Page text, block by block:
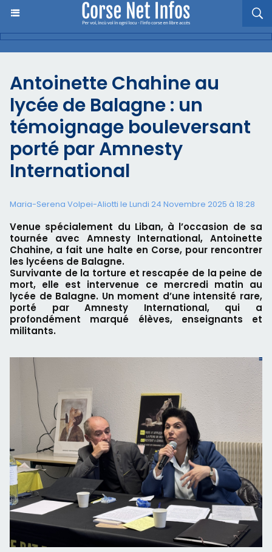
Antoinette Chahine au
lycée de Balagne : un
témoignage bouleversant
porté par Amnesty
International
Maria-Serena Volpei-Aliotti le Lundi 24 Novembre 2025 à 18:28
Venue spécialement du Liban, à l’occasion de sa
tournée avec Amnesty International, Antoinette
Chahine, a fait une halte en Corse, pour rencontrer
les lycéens de Balagne.
Survivante de la torture et rescapée de la peine de
mort, elle est intervenue ce mercredi matin au
lycée de Balagne. Un moment d’une intensité rare,
porté par Amnesty International, qui a
profondément marqué élèves, enseignants et
militants.